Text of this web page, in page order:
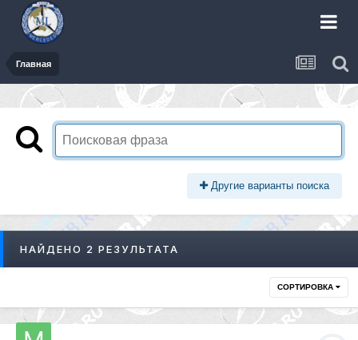
Главная
Другие варианты поиска
НАЙДЕНО 2 РЕЗУЛЬТАТА
СОРТИРОВКА